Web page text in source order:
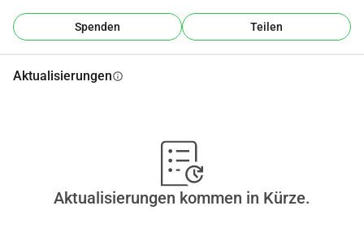
Spenden Teilen
Aktualisierungeninfo
Aktualisierungen kommen in Kürze.